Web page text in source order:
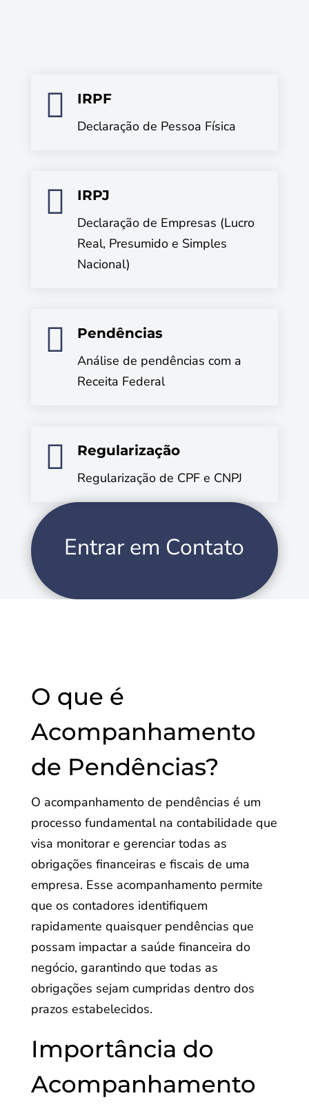

IRPF
Declaração de Pessoa Física

IRPJ
Declaração de Empresas (Lucro
Real, Presumido e Simples
Nacional)

Pendências
Análise de pendências com a
Receita Federal

Regularização
Regularização de CPF e CNPJ
Entrar em Contato
O que é
Acompanhamento
de Pendências?
O acompanhamento de pendências é um
processo fundamental na contabilidade que
visa monitorar e gerenciar todas as
obrigações financeiras e fiscais de uma
empresa. Esse acompanhamento permite
que os contadores identifiquem
rapidamente quaisquer pendências que
possam impactar a saúde financeira do
negócio, garantindo que todas as
obrigações sejam cumpridas dentro dos
prazos estabelecidos.
Importância do
Acompanhamento